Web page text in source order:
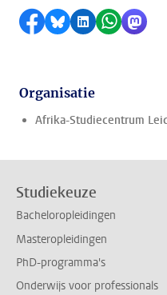
Delen op Facebook
Delen via Bluesky
Delen op
Delen
Organisatie
Afrika-Studiecentrum
Studiekeuze
Bacheloropleidingen
Masteropleidingen
PhD-programma's
Onderwijs voor professionals